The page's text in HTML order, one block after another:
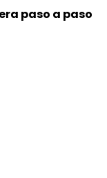
paso a paso